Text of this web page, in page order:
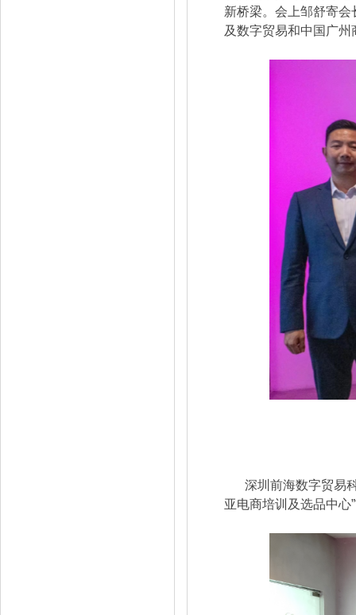
新桥梁。会上邹舒寄
及数字贸易和中国广
深圳前海数字贸易
亚电商培训及选品中心